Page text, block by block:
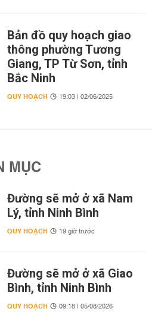
Bản đồ quy hoạch giao
thông phường Tương
Giang, TP Từ Sơn, tỉnh
Bắc Ninh
QUY HOẠCH 19:03 | 02/06/2025
MỤC
Đường sẽ mở ở xã Nam
Lý, tỉnh Ninh Bình
QUY HOẠCH 19 giờ trước
Đường sẽ mở ở xã Giao
Bình, tỉnh Ninh Bình
QUY HOẠCH 09:18 | 05/08/2026